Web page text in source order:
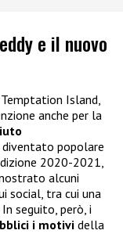
e il nuovo
Island,
anche per la
popolare
2020-2021,
alcuni
social, tra cui una
In seguito, però, i
i motivi della